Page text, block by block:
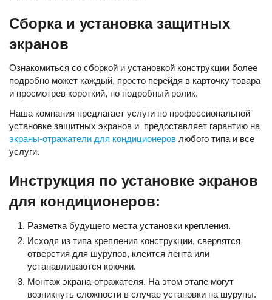
Сборка и установка защитных
экранов
Ознакомиться со сборкой и установкой конструкции более
подробно может каждый, просто перейдя в карточку товара
и просмотрев короткий, но подробный ролик.
Наша компания предлагает услуги по профессиональной
установке защитных экранов и предоставляет гарантию на
экраны-отражатели для кондиционеров любого типа и все
услуги.
Инструкция по установке экранов
для кондиционеров:
Разметка будущего места установки крепления.
Исходя из типа крепления конструкции, сверлятся
отверстия для шурупов, клеится лента или
устанавливаются крючки.
Монтаж экрана-отражателя. На этом этапе могут
возникнуть сложности в случае установки на шурупы.